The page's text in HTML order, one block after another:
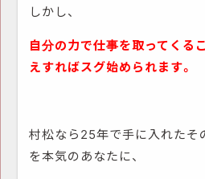
しかし、
自分の力で仕事を取ってくる
えすればスグ始められます。
村松なら25年で手に入れたそ
を本気のあなたに、